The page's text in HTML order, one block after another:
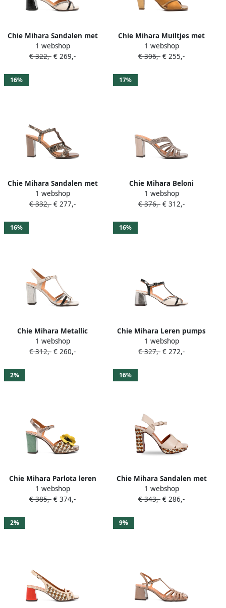
Chie Mihara Sandalen met
T-bandje Beige
1 webshop
€ 322,- € 269,-
Chie Mihara Muiltjes met
gekruiste bandjes Beige
1 webshop
€ 306,- € 255,-
16%
Chie Mihara Sandalen met
pythonprint Beige
1 webshop
€ 332,- € 277,-
17%
Chie Mihara Beloni
geweven muiltjes Beige
1 webshop
€ 376,- € 312,-
16%
Chie Mihara Metallic
sandalen met T-band Beige
1 webshop
€ 312,- € 260,-
16%
Chie Mihara Leren pumps
Beige
1 webshop
€ 327,- € 272,-
2%
Chie Mihara Parlota leren
pumps met bloemen Beige
1 webshop
€ 385,- € 374,-
16%
Chie Mihara Sandalen met
gekruiste bandjes en
patroon Beige
1 webshop
€ 343,- € 286,-
2% 9%